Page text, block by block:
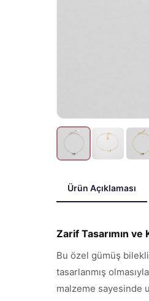
Ürün Açıklaması
Zarif Tasarımın ve
Bu özel gümüş
tasarlanmış
malzeme sayesinde